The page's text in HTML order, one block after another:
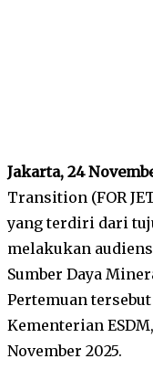
Jakarta, 24
Transition (FOR
yang terdiri dari
melakukan
Sumber Daya
Pertemuan
Kementerian
November 2025.